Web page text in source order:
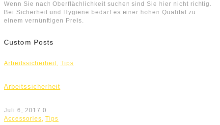
Wenn Sie nach Oberflächlichkeit suchen sind Sie hier nicht richtig.
Bei Sicherheit und Hygiene bedarf es einer hohen Qualität zu
einem vernünftigen Preis.
Custom Posts
Arbeitssicherheit,Tips
Arbeitssicherheit
Juli 6, 2017 0
Accessories ,Tips